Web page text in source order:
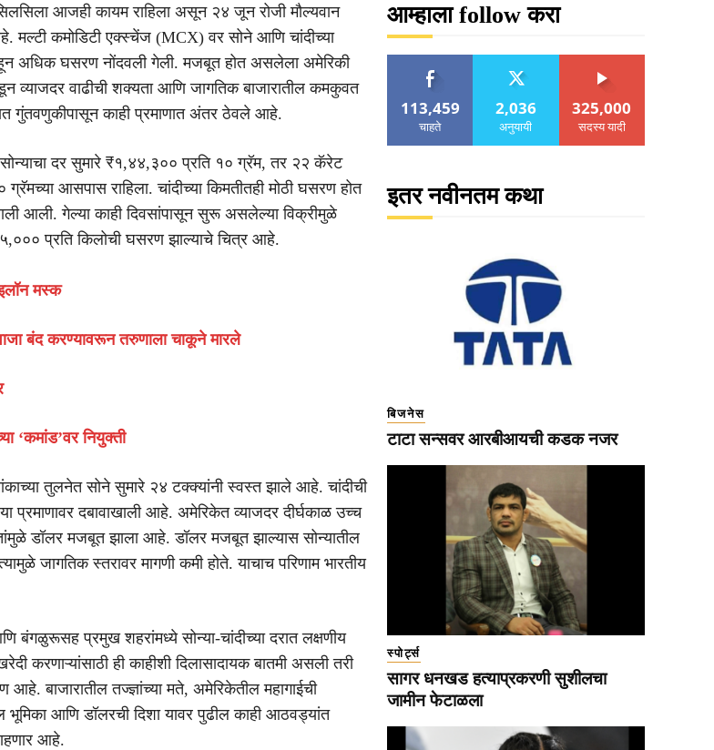
आजही कायम राहिला असून २४ जून रोजी मौल्यवान
मल्टी कमोडिटी एक्स्चेंज (MCX) वर सोने आणि चांदीच्या
अधिक घसरण नोंदवली गेली. मजबूत होत असलेला अमेरिकी
व्याजदर वाढीची शक्यता आणि जागतिक बाजारातील कमकुवत
गुंतवणुकीपासून काही प्रमाणात अंतर ठेवले आहे.
दर सुमारे ₹१,४४,३०० प्रति १० ग्रॅम, तर २२ कॅरेट
आसपास राहिला. चांदीच्या किमतीतही मोठी घसरण होत
आली. गेल्या काही दिवसांपासून सुरू असलेल्या विक्रीमुळे
प्रति किलोची घसरण झाल्याचे चित्र आहे.
मस्क
बंद करण्यावरून तरुणाला चाकूने मारले
‘कमांड’वर नियुक्ती
तुलनेत सोने सुमारे २४ टक्क्यांनी स्वस्त झाले आहे. चांदीची
प्रमाणावर दबावाखाली आहे. अमेरिकेत व्याजदर दीर्घकाळ उच्च
डॉलर मजबूत झाला आहे. डॉलर मजबूत झाल्यास सोन्यातील
जागतिक स्तरावर मागणी कमी होते. याचाच परिणाम भारतीय
बंगळुरूसह प्रमुख शहरांमध्ये सोन्या-चांदीच्या दरात लक्षणीय
करणाऱ्यांसाठी ही काहीशी दिलासादायक बातमी असली तरी
आहे. बाजारातील तज्ज्ञांच्या मते, अमेरिकेतील महागाईची
भूमिका आणि डॉलरची दिशा यावर पुढील काही आठवड्यांत
आहे.
आम्हाला follow करा
113,459
चाहते
2,036
अनुयायी
325,000
सदस्य यादी
इतर नवीनतम कथा
बिजनेस
टाटा सन्सवर आरबीआयची कडक नजर
स्पोर्ट्स
सागर धनखड हत्याप्रकरणी सुशीलचा
जामीन फेटाळला